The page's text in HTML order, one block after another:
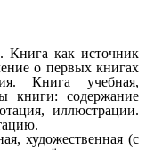
Книга как источник
о первых книгах
Книга учебная,
книги: содержание
иллюстрации.
художественная (с